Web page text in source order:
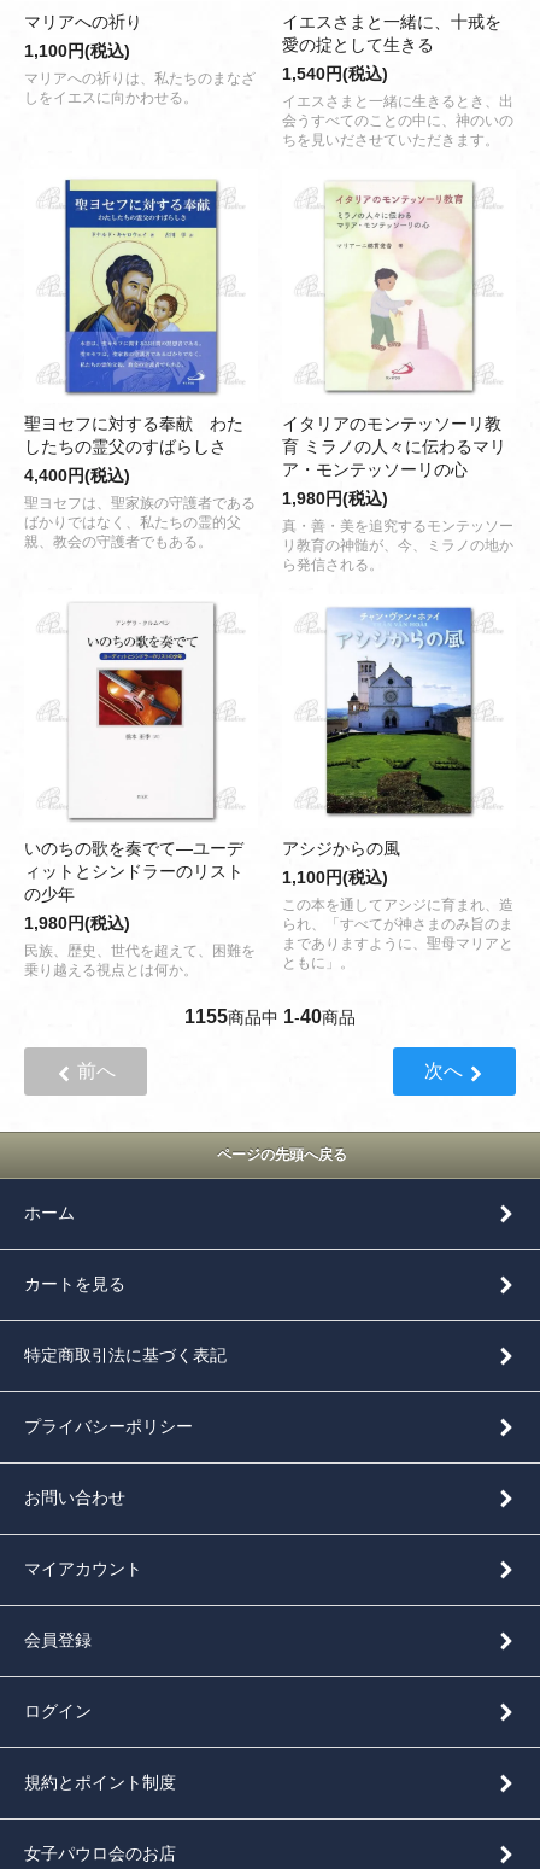
マリアへの祈り
1,100円(税込)
マリアへの祈りは、私たちのまなざ
しをイエスに向かわせる。
イエスさまと一緒に、十戒を
愛の掟として生きる
1,540円(税込)
イエスさまと一緒に生きるとき、出
会うすべてのことの中に、神のいの
ちを見いださせていただきます。
聖ヨセフに対する奉献 わた
したちの霊父のすばらしさ
4,400円(税込)
聖ヨセフは、聖家族の守護者である
ばかりではなく、私たちの霊的父
親、教会の守護者でもある。
イタリアのモンテッソーリ教
育 ミラノの人々に伝わるマリ
ア・モンテッソーリの心
1,980円(税込)
真・善・美を追究するモンテッソー
リ教育の神髄が、今、ミラノの地か
ら発信される。
いのちの歌を奏でて―ユーデ
ィットとシンドラーのリスト
の少年
1,980円(税込)
民族、歴史、世代を超えて、困難を
乗り越える視点とは何か。
アシジからの風
1,100円(税込)
この本を通してアシジに育まれ、造
られ、「すべてが神さまのみ旨のま
までありますように、聖母マリアと
ともに」。
1155商品中 1-40商品
前へ 次へ
ページの先頭へ戻る
ホーム
カートを見る
特定商取引法に基づく表記
プライバシーポリシー
お問い合わせ
マイアカウント
会員登録
ログイン
規約とポイント制度
女子パウロ会のお店